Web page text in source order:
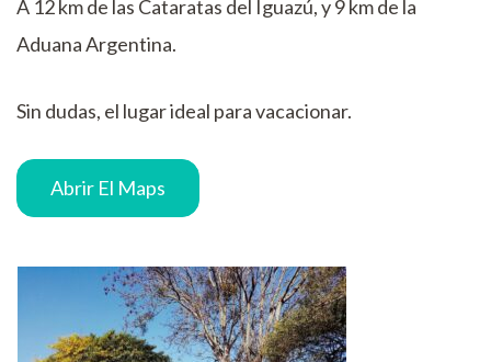
A 12 km de las Cataratas del Iguazú, y 9 km de la
Aduana Argentina.
Sin dudas, el lugar ideal para vacacionar.
Abrir El Maps